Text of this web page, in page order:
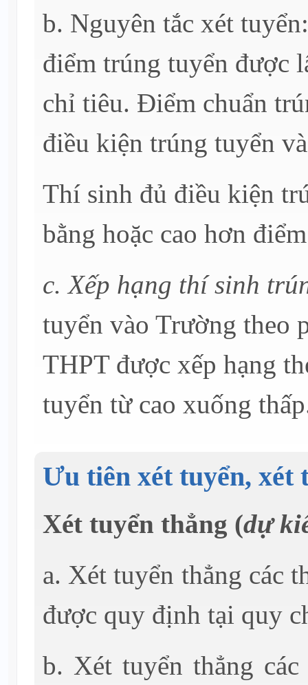
b. Nguyên tắc xét
điểm trúng tuyển được
chỉ tiêu. Điểm chuẩn
điều kiện trúng tuyển
Thí sinh đủ điều kiện
bằng hoặc cao hơn
c. Xếp hạng thí sinh
tuyển vào Trường theo
THPT được xếp hạng
tuyển từ cao xuống
Ưu tiên xét tuyển, xét
Xét tuyển thẳng (dự
a. Xét tuyển thẳng các
được quy định tại quy
b. Xét tuyển thẳng